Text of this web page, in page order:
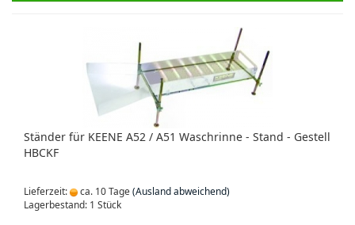
Ständer für KEENE A52 / A51 Waschrinne - Stand - Gestell
HBCKF
Lieferzeit: ca. 10 Tage(Ausland abweichend)
Lagerbestand: 1 Stück